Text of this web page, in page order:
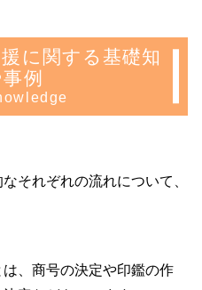
に関する基礎知
例
それぞれの流れについて、
、商号の決定や印鑑の作